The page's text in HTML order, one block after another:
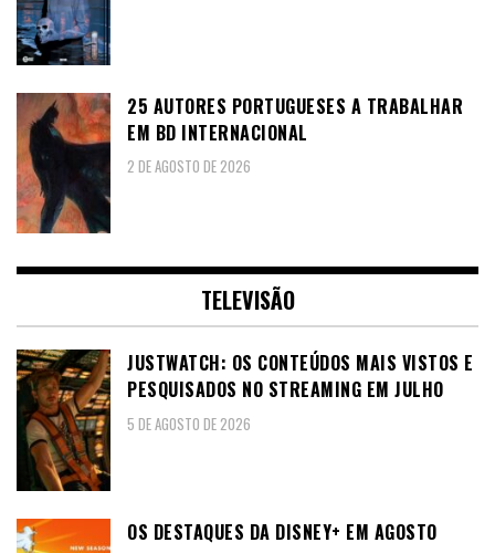
25 AUTORES PORTUGUESES A TRABALHAR
EM BD INTERNACIONAL
2 DE AGOSTO DE 2026
TELEVISÃO
JUSTWATCH: OS CONTEÚDOS MAIS VISTOS E
PESQUISADOS NO STREAMING EM JULHO
5 DE AGOSTO DE 2026
OS DESTAQUES DA DISNEY+ EM AGOSTO